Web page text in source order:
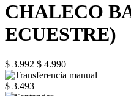
CHALECO
ECUESTRE)
$ 3.992 $ 4.990
$ 3.493